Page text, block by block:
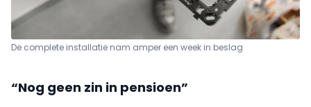
De complete installatie nam amper een week in beslag
“Nog geen zin in pensioen”